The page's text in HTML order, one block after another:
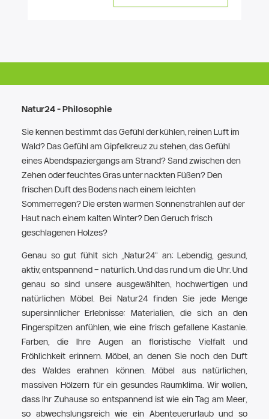
Natur24 - Philosophie
Sie kennen bestimmt das Gefühl der kühlen, reinen Luft im
Wald? Das Gefühl am Gipfelkreuz zu stehen, das Gefühl
eines Abendspaziergangs am Strand? Sand zwischen den
Zehen oder feuchtes Gras unter nackten Füßen? Den
frischen Duft des Bodens nach einem leichten
Sommerregen? Die ersten warmen Sonnenstrahlen auf der
Haut nach einem kalten Winter? Den Geruch frisch
geschlagenen Holzes?
Genau so gut fühlt sich „Natur24“ an: Lebendig, gesund,
aktiv, entspannend – natürlich. Und das rund um die Uhr. Und
genau so sind unsere ausgewählten, hochwertigen und
natürlichen Möbel. Bei Natur24 finden Sie jede Menge
supersinnlicher Erlebnisse: Materialien, die sich an den
Fingerspitzen anfühlen, wie eine frisch gefallene Kastanie.
Farben, die Ihre Augen an floristische Vielfalt und
Fröhlichkeit erinnern. Möbel, an denen Sie noch den Duft
des Waldes erahnen können. Möbel aus natürlichen,
massiven Hölzern für ein gesundes Raumklima. Wir wollen,
dass Ihr Zuhause so entspannend ist wie ein Tag am Meer,
so abwechslungsreich wie ein Abenteuerurlaub und so